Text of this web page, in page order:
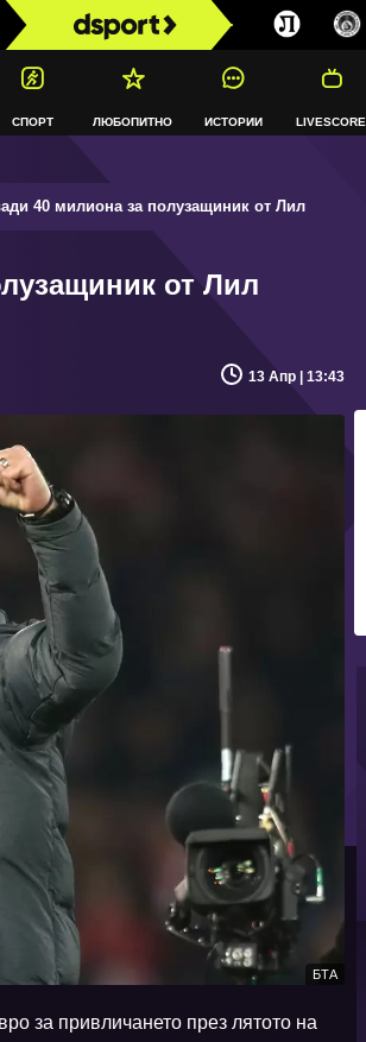
СПОРТ ЛЮБОПИТНО ИСТОРИИ LIVESCORE
40 милиона за полузащиник от Лил
от Лил
13 Апр | 13:43
БТА
за привличането през лятото на